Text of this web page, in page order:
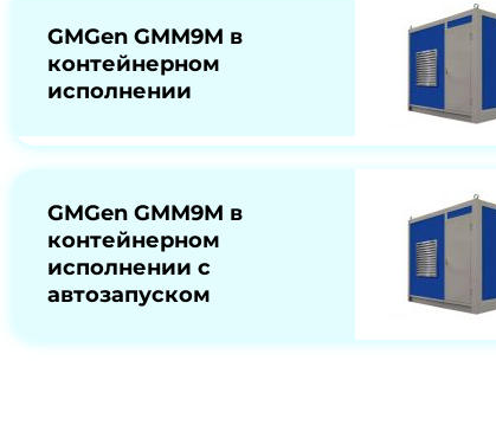
GMGen GMM9М в
контейнерном
исполнении
GMGen GMM9М в
контейнерном
исполнении с
автозапуском